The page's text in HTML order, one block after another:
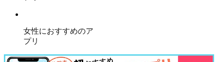
女性におすすめのア
プリ